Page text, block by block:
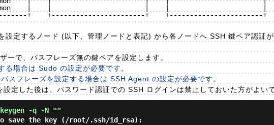
Daemon    |    |                       |    |                       |
+    +-----------------------+    +-----------------------+
定するノード (以下、管理ノードと表記) から各ノードへ SSH 鍵ペア認証
ーで、パスフレーズ無の鍵ペアを設定します。
る場合は Sudo の設定が必要です 。
スフレーズを設定する場合は SSH Agent の設定が必要です 。
定した後は、パスワード認証での SSH ログインは禁止しておいた方がよい
-q -N ""
save the key (/root/.ssh/id_rsa):